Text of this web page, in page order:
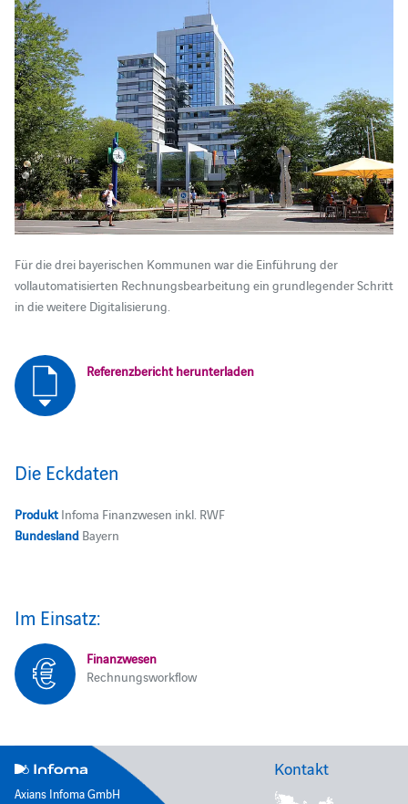
Für die drei bayerischen Kommunen war die Einführung der
vollautomatisierten Rechnungsbearbeitung ein grundlegender Schritt
in die weitere Digitalisierung.
Referenzbericht herunterladen
Die Eckdaten
ProduktInfoma Finanzwesen inkl. RWF
BundeslandBayern
Im Einsatz:
Finanzwesen
Rechnungsworkflow
Axians Infoma GmbH
Kontakt